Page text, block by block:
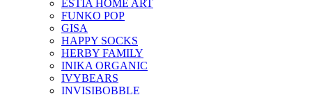
ESTIA HOME ART
FUNKO POP
GISA
HAPPY SOCKS
HERBY FAMILY
INIKA ORGANIC
IVYBEARS
INVISIBOBBLE